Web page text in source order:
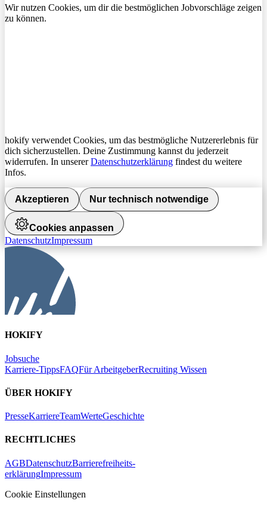
Wir nutzen Cookies, um dir die bestmöglichen Jobvorschläge zeigen
zu können.
hokify verwendet Cookies, um das bestmögliche Nutzererlebnis für
dich sicherzustellen. Deine Zustimmung kannst du jederzeit
widerrufen. In unsererDatenschutzerklärung findest du weitere
Infos.
Akzeptieren Nur technisch notwendige
Cookies anpassen
DatenschutzImpressum
HOKIFY
Jobsuche
Karriere-TippsFAQFür ArbeitgeberRecruiting Wissen
ÜBER HOKIFY
PresseKarriereTeamWerteGeschichte
RECHTLICHES
AGBDatenschutzBarrierefreiheits-
erklärungImpressum
Cookie Einstellungen